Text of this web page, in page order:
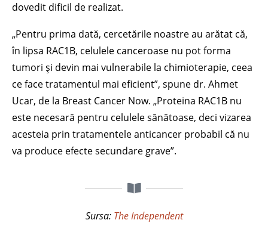
dovedit dificil de realizat.
„Pentru prima dată, cercetările noastre au arătat că,
în lipsa RAC1B, celulele canceroase nu pot forma
tumori și devin mai vulnerabile la chimioterapie, ceea
ce face tratamentul mai eficient”, spune dr. Ahmet
Ucar, de la Breast Cancer Now. „Proteina RAC1B nu
este necesară pentru celulele sănătoase, deci vizarea
acesteia prin tratamentele anticancer probabil că nu
va produce efecte secundare grave”.
Sursa: The Independent